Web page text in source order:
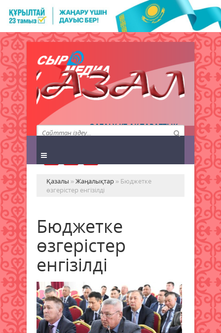
QAZALY.KZ АҚПАРАТТЫҚ
АГЕНТТІГІ
Қазалы »Жаңалықтар » Бюджетке
өзгерістер енгізілді
Бюджетке
өзгерістер
енгізілді